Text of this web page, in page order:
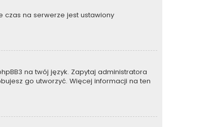
czas na serwerze jest ustawiony
na twój język. Zapytaj administratora
go utworzyć. Więcej informacji na ten